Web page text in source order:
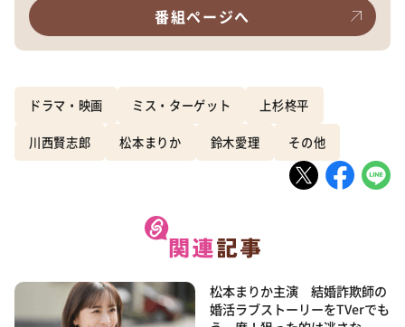
番組ページへ
ドラマ・映画 ミス・ターゲット 上杉柊平
川西賢志郎 松本まりか 鈴木愛理 その他
松本まりか主演 結婚詐欺師の
婚活ラブストーリーをTVerでも